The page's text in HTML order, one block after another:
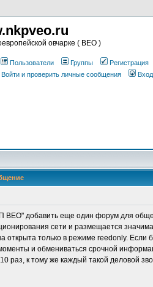
овчарке ( ВЕО )
Пользователи Группы
Регистрация
Войти и проверить личные сообщения Вход
ВЕО" добавить еще один форум для
сети и размещается
открыта только в режиме reedonly.
и обмениваться срочной
раз, к тому же каждый такой деловой